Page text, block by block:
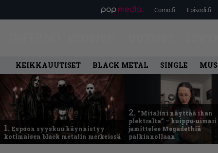
Como.fi Episodi.fi
KEIKKAUUTISET BLACK METAL SINGLE
1. Espoon syyskuu käynnistyy
kotimaisen black metalin merkeissä
2. ”Mitalini näyttää ihan
plektralta” – huippu-uimari
jamittelee Megadethiä
palkinnollaan